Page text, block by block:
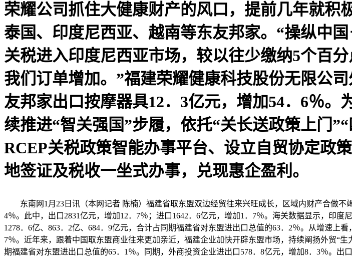
荣耀公司抓住大健康财产的风口，提前几年就积
泰国、印度尼西亚、越南等东友邦家。“操纵中
关税进入印度尼西亚市场，较以往少缴纳5个百
我们订单增加。”福建荣耀健康科技股份无限公
友邦家出口按摩器具12．3亿元，增加54．6％
续推进“智关强国”步履，依托“关长送政策上门
RCEP关税政策智能办事平台、设立自贸协定政
地签证及税收一坐式办事，兑现惠企盈利。
东南网1月23日讯（本网记者 陈楠）福建省取东盟双边经贸往来兴旺成长，区域内财产合做不
4％。此中，出口2831亿元，增加12．7％；进口1642．6亿元，增加1．7％。海关数据显示，印
1278．6亿、863．2亿、684．9亿元，合计占同期福建省对东盟进出口总值的63．2％。从增速上
7％。近年来，跟着中国取东盟商业往来更加亲近，福建企业加快开辟东盟市场，持续阐扬外贸“
期福建省对东盟进出口总值的65．1％。同期，外商投资企业进出口578．8亿元，增加8．3％。